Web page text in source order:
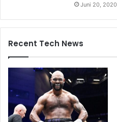
Juni 20, 2020
Recent Tech News